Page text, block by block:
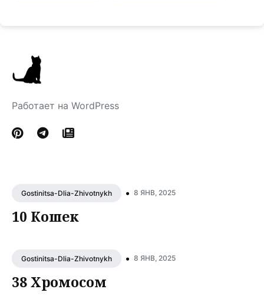
Работает на WordPress
Gostinitsa-Dlia-Zhivotnykh • 8 ЯНВ, 2025
10 Кошек
Gostinitsa-Dlia-Zhivotnykh • 8 ЯНВ, 2025
38 Хромосом